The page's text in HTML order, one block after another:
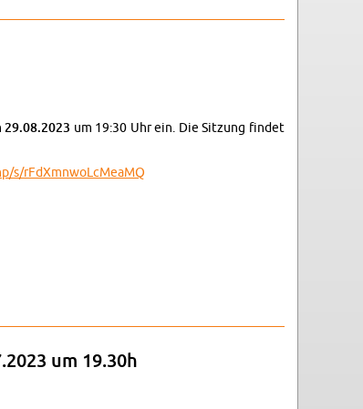
29.08.2023 um 19:30 Uhr ein. Die Sit­zung fin­det
​s/​rFd​Xmnw​oLcM​eaMQ
um 19.30h